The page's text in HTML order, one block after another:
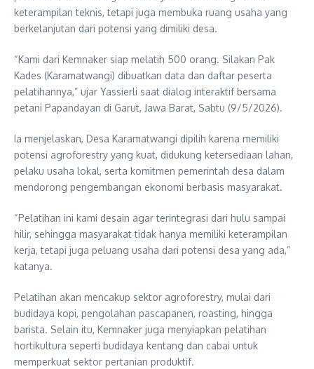
keterampilan teknis, tetapi juga membuka ruang usaha yang
berkelanjutan dari potensi yang dimiliki desa.
“Kami dari Kemnaker siap melatih 500 orang. Silakan Pak
Kades (Karamatwangi) dibuatkan data dan daftar peserta
pelatihannya,” ujar Yassierli saat dialog interaktif bersama
petani Papandayan di Garut, Jawa Barat, Sabtu (9/5/2026).
Ia menjelaskan, Desa Karamatwangi dipilih karena memiliki
potensi agroforestry yang kuat, didukung ketersediaan lahan,
pelaku usaha lokal, serta komitmen pemerintah desa dalam
mendorong pengembangan ekonomi berbasis masyarakat.
“Pelatihan ini kami desain agar terintegrasi dari hulu sampai
hilir, sehingga masyarakat tidak hanya memiliki keterampilan
kerja, tetapi juga peluang usaha dari potensi desa yang ada,”
katanya.
Pelatihan akan mencakup sektor agroforestry, mulai dari
budidaya kopi, pengolahan pascapanen, roasting, hingga
barista. Selain itu, Kemnaker juga menyiapkan pelatihan
hortikultura seperti budidaya kentang dan cabai untuk
memperkuat sektor pertanian produktif.